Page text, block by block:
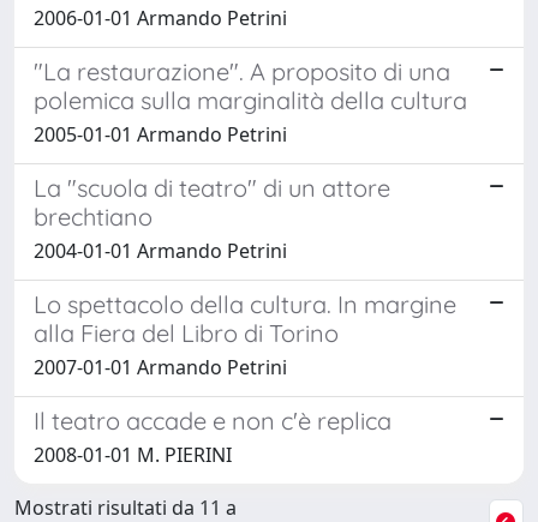
2006-01-01 Armando Petrini
"La restaurazione". A proposito di una
polemica sulla marginalità della cultura
2005-01-01 Armando Petrini
La "scuola di teatro" di un attore
brechtiano
2004-01-01 Armando Petrini
Lo spettacolo della cultura. In margine
alla Fiera del Libro di Torino
2007-01-01 Armando Petrini
Il teatro accade e non c'è replica
2008-01-01 M. PIERINI
Mostrati risultati da 11 a